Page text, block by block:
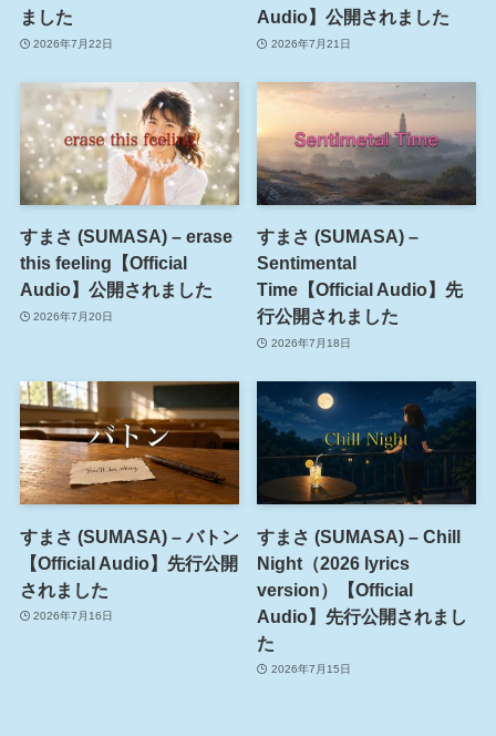
ました
2026年7月22日
Audio】公開されました
2026年7月21日
すまさ (SUMASA) – erase
this feeling【Official
Audio】公開されました
2026年7月20日
すまさ (SUMASA) –
Sentimental
Time【Official Audio】先
行公開されました
2026年7月18日
すまさ (SUMASA) – バトン
【Official Audio】先行公開
されました
2026年7月16日
すまさ (SUMASA) – Chill
Night（2026 lyrics
version）【Official
Audio】先行公開されまし
た
2026年7月15日